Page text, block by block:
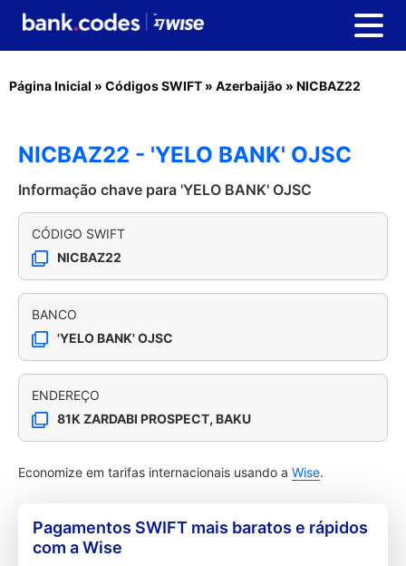
Página Inicial » Códigos SWIFT » Azerbaijão » NICBAZ22
NICBAZ22 - 'YELO BANK' OJSC
Informação chave para 'YELO BANK' OJSC
CÓDIGO SWIFT
NICBAZ22
BANCO
'YELO BANK' OJSC
ENDEREÇO
81K ZARDABI PROSPECT, BAKU
Economize em tarifas internacionais usando a Wise.
Pagamentos SWIFT mais baratos e rápidos
com a Wise